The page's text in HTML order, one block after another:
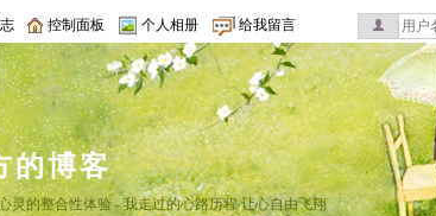
控制面板 个人相册 给我留言
的博客
灵的整合性体验 - 我走过的心路历程 让心自由飞翔